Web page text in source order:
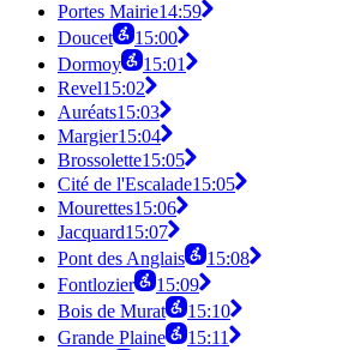
Portes Mairie14:59
Doucet
15:00
Dormoy
15:01
Revel15:02
Auréats15:03
Margier15:04
Brossolette15:05
Cité de l'Escalade15:05
Mourettes15:06
Jacquard15:07
Pont des Anglais
15:08
Fontlozier
15:09
Bois de Murat
15:10
Grande Plaine
15:11